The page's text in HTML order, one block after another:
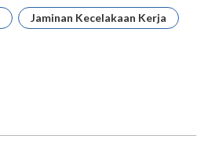
Jaminan Kecelakaan Kerja